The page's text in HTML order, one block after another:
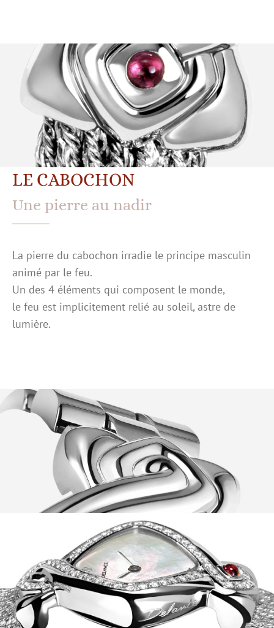
LE CABOCHON
Une pierre au nadir
La pierre du cabochon irradie le principe masculin
animé par le feu.
Un des 4 éléments qui composent le monde,
le feu est implicitement relié au soleil, astre de
lumière.